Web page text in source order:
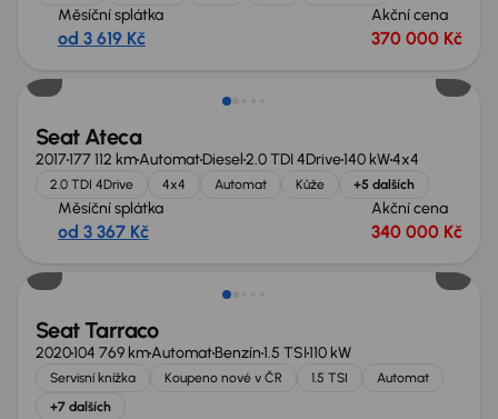
Měsíční splátka
od 3 619 Kč
Akční cena
370 000 Kč
Seat Ateca
2017177 112 kmAutomatDiesel2.0 TDI 4Drive140 kW4x4
2.0 TDI 4Drive 4x4 Automat Kůže +5 dalších
Měsíční splátka
od 3 367 Kč
Akční cena
340 000 Kč
Zlevněno o 20 000 Kč
Seat Tarraco
2020104 769 kmAutomatBenzín1.5 TSI110 kW
Servisní knížka Koupeno nové v ČR 1.5 TSI
Automat
+7 dalších